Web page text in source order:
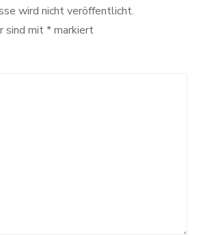
wird nicht veröffentlicht.
sind mit*markiert